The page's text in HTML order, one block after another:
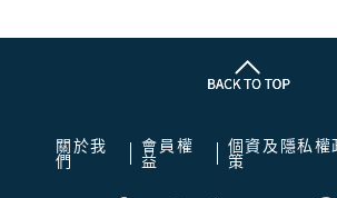
關於我
們
會員權
益
個資及隱私權
策